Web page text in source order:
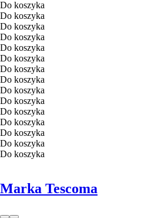
Do koszyka
Do koszyka
Do koszyka
Do koszyka
Do koszyka
Do koszyka
Do koszyka
Do koszyka
Do koszyka
Do koszyka
Do koszyka
Do koszyka
Do koszyka
Do koszyka
Do koszyka
Marka Tescoma